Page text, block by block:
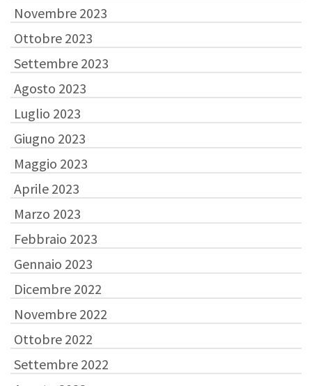
Novembre 2023
Ottobre 2023
Settembre 2023
Agosto 2023
Luglio 2023
Giugno 2023
Maggio 2023
Aprile 2023
Marzo 2023
Febbraio 2023
Gennaio 2023
Dicembre 2022
Novembre 2022
Ottobre 2022
Settembre 2022